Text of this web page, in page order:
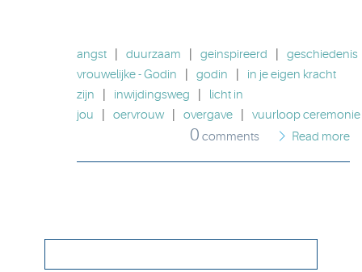
angst duurzaam geinspireerd
geschiedenis
vrouwelijke - Godin
godin
in je eigen kracht
zijn
inwijdingsweg
licht in
jou
oervrouw overgave vuurloop ceremonie
0 comments Read more